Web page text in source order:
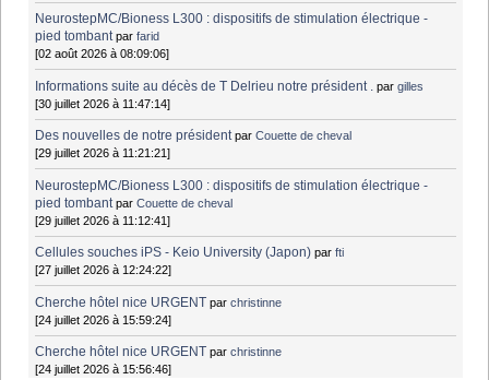
NeurostepMC/Bioness L300 : dispositifs de stimulation électrique -
pied tombant parfarid
[02 août 2026 à 08:09:06]
Informations suite au décès de T Delrieu notre président . pargilles
[30 juillet 2026 à 11:47:14]
Des nouvelles de notre président parCouette de cheval
[29 juillet 2026 à 11:21:21]
NeurostepMC/Bioness L300 : dispositifs de stimulation électrique -
pied tombant parCouette de cheval
[29 juillet 2026 à 11:12:41]
Cellules souches iPS - Keio University (Japon) parfti
[27 juillet 2026 à 12:24:22]
Cherche hôtel nice URGENT parchristinne
[24 juillet 2026 à 15:59:24]
Cherche hôtel nice URGENT parchristinne
[24 juillet 2026 à 15:56:46]